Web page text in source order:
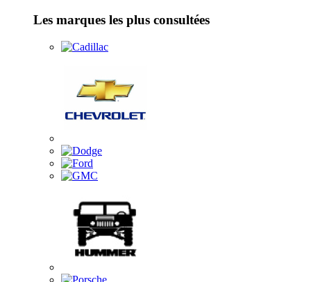
Les marques les plus consultées